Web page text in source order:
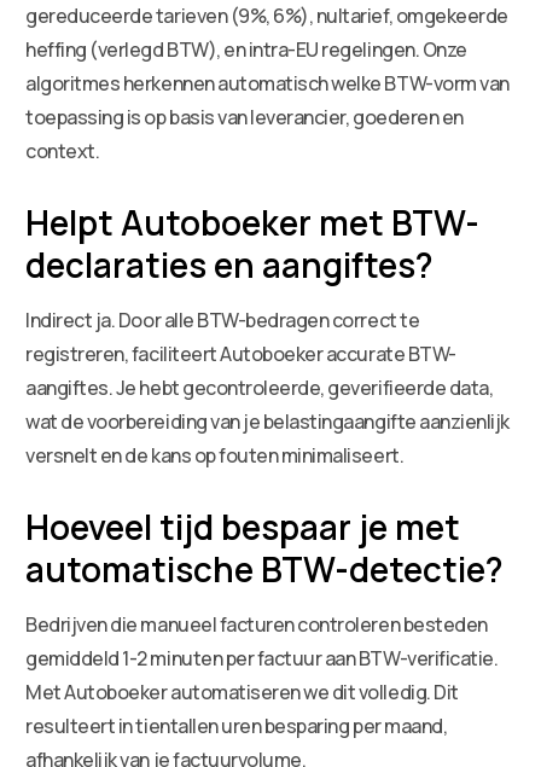
gereduceerde tarieven (9%, 6%), nultarief, omgekeerde
heffing (verlegd BTW), en intra-EU regelingen. Onze
algoritmes herkennen automatisch welke BTW-vorm van
toepassing is op basis van leverancier, goederen en
context.
Helpt Autoboeker met BTW-
declaraties en aangiftes?
Indirect ja. Door alle BTW-bedragen correct te
registreren, faciliteert Autoboeker accurate BTW-
aangiftes. Je hebt gecontroleerde, geverifieerde data,
wat de voorbereiding van je belastingaangifte aanzienlijk
versnelt en de kans op fouten minimaliseert.
Hoeveel tijd bespaar je met
automatische BTW-detectie?
Bedrijven die manueel facturen controleren besteden
gemiddeld 1-2 minuten per factuur aan BTW-verificatie.
Met Autoboeker automatiseren we dit volledig. Dit
resulteert in tientallen uren besparing per maand,
afhankelijk van je factuurvolume.